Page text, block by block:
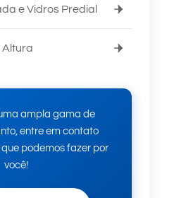
e Vidros Predial
Altura
ampla gama de
entre em contato
que podemos fazer por
você!